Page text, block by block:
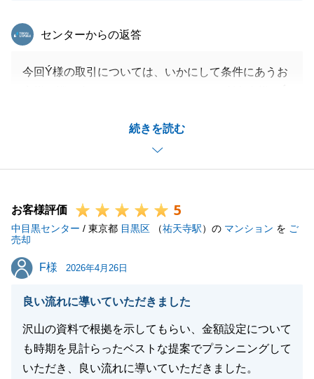
続きを読む
東急リバブル
センターからの返答
今回Ý様の取引については、いかにして条件にあうお
のある販売手法により、良いお客様に購入していただ
くことができました。誠にありがとうございました。
閉じる
お客様評価 5
中目黒センター / 東京都 目黒区 （祐天寺駅）の マンション を ご
売却
F様
F様 2026年4月26日
良い流れに導いていただきました
沢山の資料で根拠を示してもらい、金額設定について
も時期を見計らったベストな提案でプランニングして
いただき、良い流れに導いていただきました。